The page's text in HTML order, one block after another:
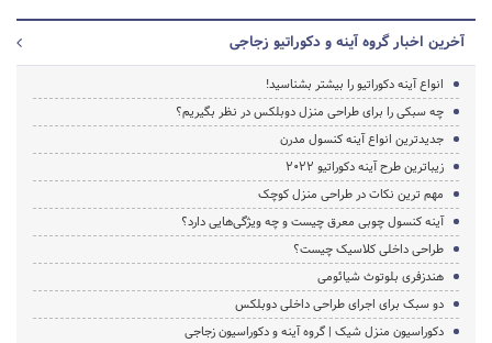
آخرین اخبار گروه آینه و دکوراتیو زجاجی
انواع آینه دکوراتیو را بیشتر بشناسید!
چه سبکی را برای طراحی منزل دوبلکس در نظر بگیریم؟
جدیدترین انواع آینه کنسول مدرن
زیباترین طرح آینه دکوراتیو 2022
مهم ترین نکات در طراحی منزل کوچک
آینه کنسول چوبی معرق چیست و چه ویژگی‌هایی دارد؟
طراحی داخلی کلاسیک چیست؟
هندزفری بلوتوث شیائومی
دو سبک برای اجرای طراحی داخلی دوبلکس
دکوراسیون منزل شیک | گروه آینه و دکوراسیون زجاجی